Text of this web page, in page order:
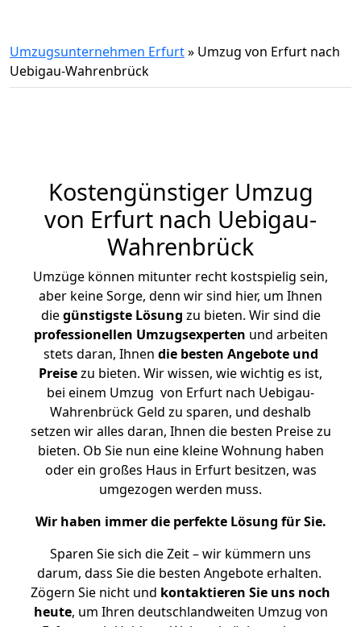
Umzugsunternehmen Erfurt» Umzug von Erfurt nach
Uebigau-Wahrenbrück
Kostengünstiger Umzug
von Erfurt nach Uebigau-
Wahrenbrück
Umzüge können mitunter recht kostspielig sein,
aber keine Sorge, denn wir sind hier, um Ihnen
diegünstigste Lösung zu bieten. Wir sind die
professionellen Umzugsexperten und arbeiten
stets daran, Ihnen die besten Angebote und
Preisezu bieten. Wir wissen, wie wichtig es ist,
bei einem Umzug von Erfurt nach Uebigau-
Wahrenbrück Geld zu sparen, und deshalb
setzen wir alles daran, Ihnen die besten Preise zu
bieten. Ob Sie nun eine kleine Wohnung haben
oder ein großes Haus in Erfurt besitzen, was
umgezogen werden muss.
Wir haben immer die perfekte Lösung für Sie.
Sparen Sie sich die Zeit – wir kümmern uns
darum, dass Sie die besten Angebote erhalten.
Zögern Sie nicht und kontaktieren Sie uns noch
heute, um Ihren deutschlandweiten Umzug von